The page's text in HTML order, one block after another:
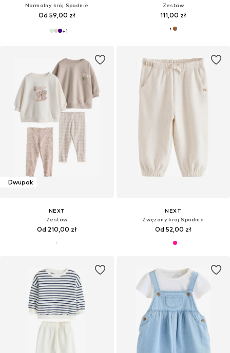
Normalny krój Spodnie
Od 59,00 zł
+1
Zestaw
111,00 zł
Dwupak
NEXT
Zestaw
Od 210,00 zł
NEXT
Zwężany krój Spodnie
Od 52,00 zł